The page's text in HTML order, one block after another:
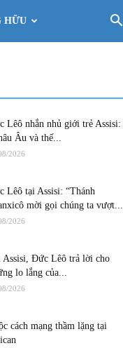
HỮU
Lêô nhắn nhủ giới trẻ Assisi:
Âu và thế...
2026
Lêô tại Assisi: “Thánh
mời gọi chúng ta vượt...
2026
Assisi, Đức Lêô trả lời cho
lo lắng của...
2026
cách mạng thầm lặng tại